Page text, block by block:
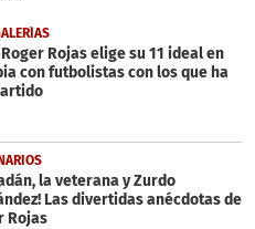
Roger Rojas elige su 11 ideal en
con futbolistas con los que ha
la veterana y Zurdo
Las divertidas anécdotas de
Rojas